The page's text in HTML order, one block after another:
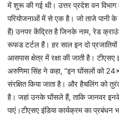
में शुरू की गई थी। उत्तर प्रदेश वन
परियोजनाओं में से एक है। जो ताजे पानी
हैं) उनपर केंद्रित है जिनके नाम, रेड
रूफड टर्टल हैं। हर साल इन दो
आसपास क्षेत्र में रक्षा की जाती है। टीएसए
अरुणिमा सिंह ने कहा, “इन घोंसलों को
संरक्षित किया जाता है। और हैचलिंग को
है। जहां उनके घोंसले हैं, ताकि जानवर
पाएं।टीएसए इंडिया कार्यक्रम का प्रबंधन